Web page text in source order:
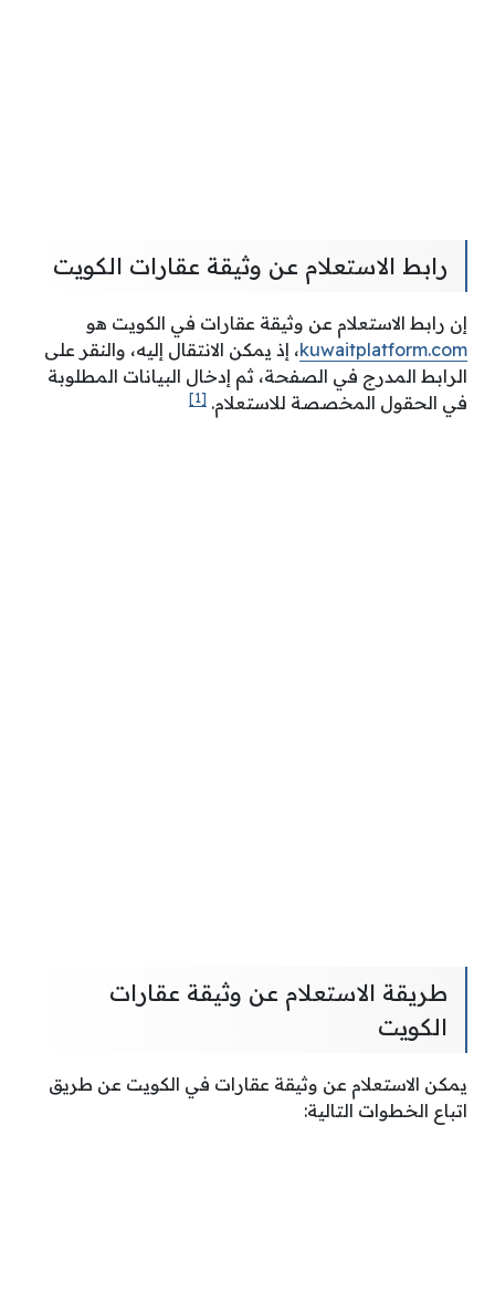
رابط الاستعلام عن وثيقة عقارات الكويت
إن رابط الاستعلام عن وثيقة عقارات في الكويت هو
kuwaitplatform.com، إذ يمكن الانتقال إليه، والنقر على
الرابط المدرج في الصفحة، ثم إدخال البيانات المطلوبة
في الحقول المخصصة للاستعلام. [1]
طريقة الاستعلام عن وثيقة عقارات
الكويت
يمكن الاستعلام عن وثيقة عقارات في الكويت عن طريق
اتباع الخطوات التالية: